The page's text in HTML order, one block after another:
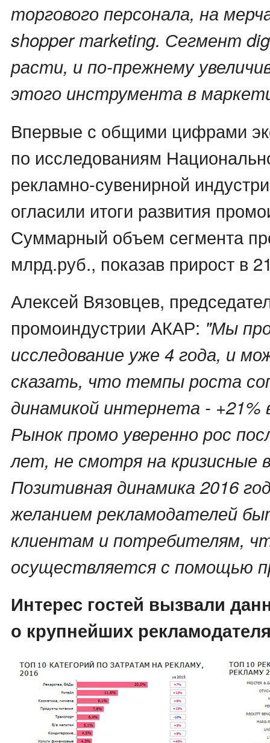
торгового персонала, на
shopper marketing. Сегмент
расти, и по-прежнему
этого инструмента в
Впервые с общими цифрами
по исследованиям
рекламно-сувенирной
огласили итоги развития
Суммарный объем сегмента
млрд.руб., показав прирост в
Алексей Вязовцев,
промоиндустрии АКАР: "Мы
исследование уже 4 года, и
сказать, что темпы роста
динамикой интернета - +21%
Рынок промо уверенно рос
лет, не смотря на кризисные
Позитивная динамика 2016
желанием рекламодателей
клиентам и потребителям,
осуществляется с помощью
Интерес гостей вызвали
о крупнейших